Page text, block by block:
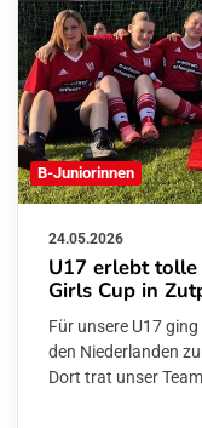
B-Juniorinnen
24.05.2026
U17 erlebt
Girls Cup in
Für unsere U17
den Niederlanden
trat unser Team als